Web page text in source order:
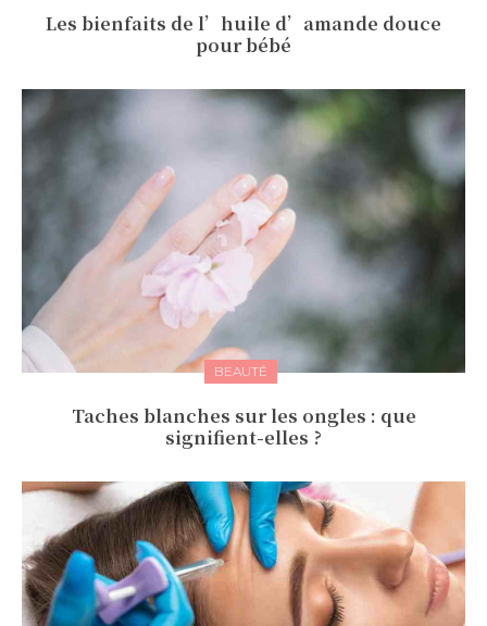
Les bienfaits de l’huile d’amande douce
pour bébé
BEAUTÉ
Taches blanches sur les ongles : que
signifient-elles ?